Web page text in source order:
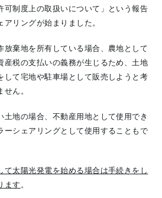
可制度上の取扱いについて」という報告
リングが始まりました。
放棄地を所有している場合、農地として
産税の支払いの義務が生じるため、土地
して宅地や駐車場として販売しようと考
ん。
土地の場合、不動産用地として使用でき
ーシェアリングとして使用することもで
て太陽光発電を始める場合は手続きをし
ます 。